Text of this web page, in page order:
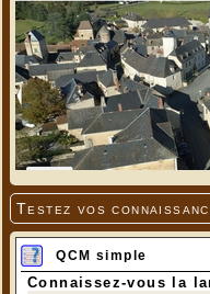
Testez vos
QCM simple
Connaissez-vous la